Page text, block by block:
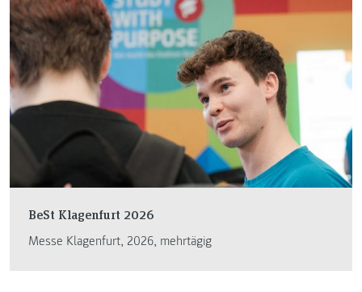
BeSt Klagenfurt 2026
Messe Klagenfurt, 2026, mehrtägig